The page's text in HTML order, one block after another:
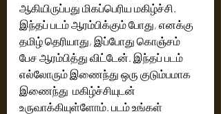
ஆகியிருப்பது மிகப்பெரிய மகிழ்ச்சி.
இந்தப் படம் ஆரம்பிக்கும் போது, எனக்கு
தமிழ் தெரியாது, இப்போது கொஞ்சம்
பேச ஆரம்பித்து விட்டேன். இந்தப் படம்
எல்லோரும் இணைந்து ஒரு குடும்பமாக
இணைந்து  மகிழ்ச்சியுடன்
உருவாக்கியுள்ளோம். படம் உங்கள்